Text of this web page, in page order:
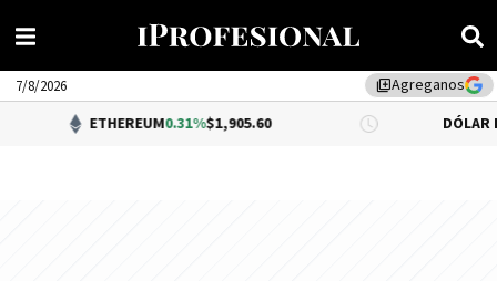
library_addAgreganos
7/8/2026
0.31%$1,905.60 DÓLAR BNA $1,520.00